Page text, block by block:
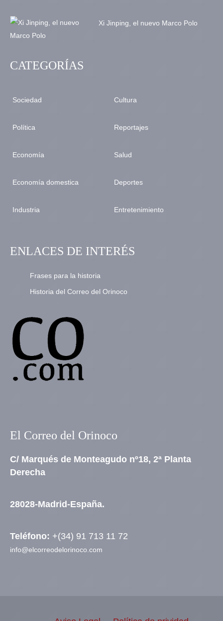
Xi Jinping, el nuevo Marco Polo
CATEGORÍAS
Sociedad
Política
Economía
Economía domestica
Industria
Cultura
Reportajes
Salud
Deportes
Entretenimiento
ENLACES DE INTERÉS
Frases para la historia
Historia del Correo del Orinoco
El Correo del Orinoco
C/ Marqués de Monteagudo nº18, 2ª Planta
Derecha
28028-Madrid-España.
Teléfono: +(34) 91 713 11 72
info@elcorreodelorinoco.com